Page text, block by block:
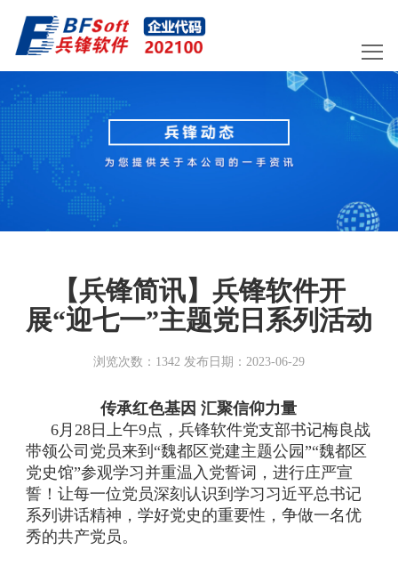
【兵锋简讯】兵锋软件开
展“迎七一”主题党日系列活动
浏览次数：1342 发布日期：2023-06-29
传承红色基因 汇聚信仰力量
6月28日上午9点，兵锋软件党支部书记梅良战
带领公司党员来到“魏都区党建主题公园”“魏都区
党史馆”参观学习并重温入党誓词，进行庄严宣
誓！让每一位党员深刻认识到学习习近平总书记
系列讲话精神，学好党史的重要性，争做一名优
秀的共产党员。